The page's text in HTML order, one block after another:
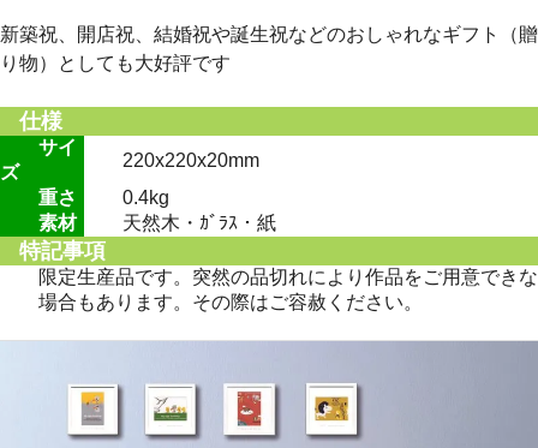
新築祝、開店祝、結婚祝や誕生祝などのおしゃれなギフト（贈
り物）としても大好評です
仕様
サイ
ズ
220x220x20mm
重さ
0.4kg
素材
天然木・ｶﾞﾗｽ・紙
特記事項
限定生産品です。突然の品切れにより作品をご用意でき
場合もあります。その際はご容赦ください。